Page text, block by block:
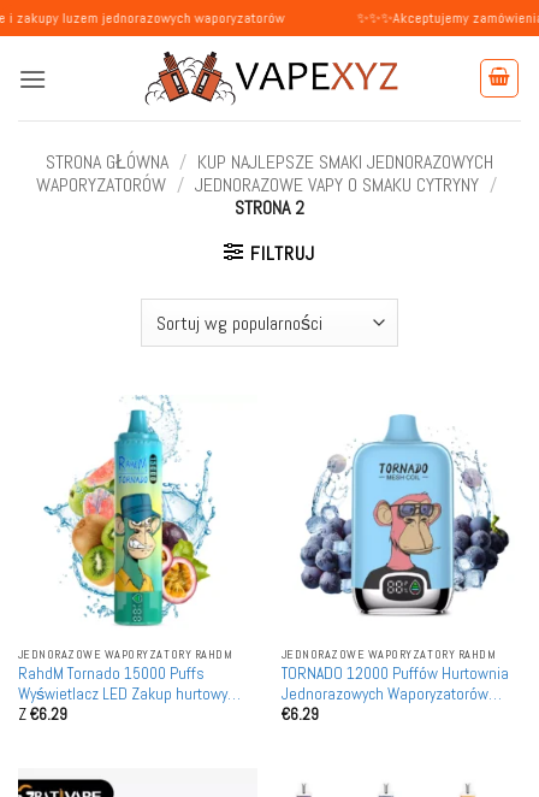
Przewiń
do
zawartości
jednorazowych waporyzatorów ✨✨✨Akceptujemy zamówienia od
STRONA GŁÓWNA / KUP NAJLEPSZE SMAKI JEDNORAZOWYCH
WAPORYZATORÓW / JEDNORAZOWE VAPY O SMAKU CYTRYNY /
STRONA 2
FILTRUJ
JEDNORAZOWE WAPORYZATORY RAHDM
RahdM Tornado 15000 Puffs
Wyświetlacz LED Zakup hurtowy
Akumulatory Jednorazowe Vape'a
Z€6.29
JEDNORAZOWE WAPORYZATORY RAHDM
TORNADO 12000 Puffów Hurtownia
Jednorazowych Waporyzatorów
naładowańowych na sprzedaż
€6.29